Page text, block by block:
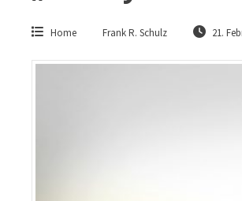
Home Frank R. Schulz 21.